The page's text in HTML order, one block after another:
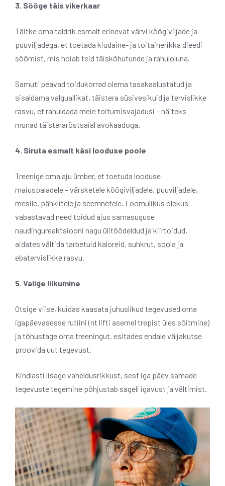
3. Sööge täis vikerkaar
Täitke oma taldrik esmalt erinevat värvi köögiviljade ja
puuviljadega, et toetada kiudaine- ja toitainerikka dieedi
söömist, mis hoiab teid täiskõhutunde ja rahuloluna.
Samuti peavad toidukorrad olema tasakaalustatud ja
sisaldama valguallikat, täistera süsivesikuid ja tervislikke
rasvu, et rahuldada meie toitumisvajadusi – näiteks
munad täisteraröstsaial avokaadoga.
4. Siruta esmalt käsi looduse poole
Treenige oma aju ümber, et toetuda looduse
maiuspaladele – värsketele köögiviljadele, puuviljadele,
mesile, pähklitele ja seemnetele. Loomulikus olekus
vabastavad need toidud ajus samasuguse
naudingureaktsiooni nagu ülitöödeldud ja kiirtoidud,
aidates vältida tarbetuid kaloreid, suhkrut, soola ja
ebatervislikke rasvu.
5. Valige liikumine
Otsige viise, kuidas kaasata juhuslikud tegevused oma
igapäevasesse rutiini (nt lifti asemel trepist üles sõitmine)
ja tõhustage oma treeningut, esitades endale väljakutse
proovida uut tegevust.
Kindlasti lisage vaheldusrikkust, sest iga päev samade
tegevuste tegemine põhjustab sageli igavust ja vältimist.